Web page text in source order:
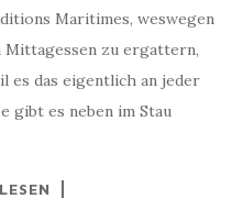
Maritimes, weswegen
Mittagessen zu ergattern,
es das eigentlich an jeder
gibt es neben im Stau